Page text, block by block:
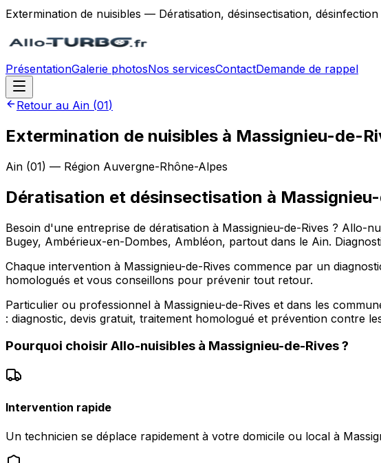
Extermination de nuisibles — Dératisation, désinsectisation,
PrésentationGalerie photosNos servicesContactDemande de rappel
Retour au Ain (01)
Extermination de nuisibles à Massignieu-de-
Ain (01) — Région Auvergne-Rhône-Alpes
Dératisation et désinsectisation à
Besoin d'une entreprise de dératisation à Massignieu-de-Rives ? Allo-
Bugey, Ambérieux-en-Dombes, Ambléon, partout dans le Ain.
Chaque intervention à Massignieu-de-Rives commence par un
homologués et vous conseillons pour prévenir tout retour.
Particulier ou professionnel à Massignieu-de-Rives et dans les
: diagnostic, devis gratuit, traitement homologué et prévention contre
Pourquoi choisir Allo-nuisibles à Massignieu-de-Rives?
Intervention rapide
Un technicien se déplace rapidement à votre domicile ou local à